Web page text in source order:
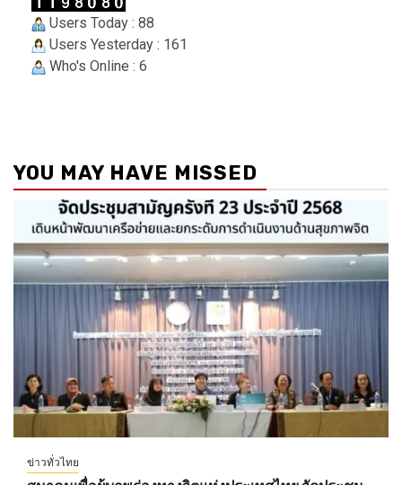
Users Today : 88
Users Yesterday : 161
Who's Online : 6
YOU MAY HAVE MISSED
ข่าวทั่วไทย